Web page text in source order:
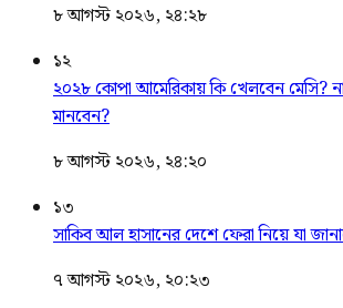
৮ আগস্ট ২০২৬, ২৪:২৮
১২
২০২৮ কোপা আমেরিকায় কি খেলবেন মেসি?
মানবেন?
৮ আগস্ট ২০২৬, ২৪:২০
১৩
সাকিব আল হাসানের দেশে ফেরা নিয়ে যা
৭ আগস্ট ২০২৬, ২০:২৩